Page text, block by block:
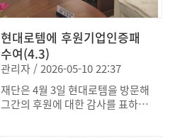
께 소개했다. 이번 게재를 통해 정
전 이후에도 이어진 희생에 대한 국
제사회의 관심을 높이고, 감사와 기
억의 의미를 확산하는 계기가 되었
다. 재단은 앞으로도 한미동맹의 가
치를 알리고 희생을 기리는 활동을
지속해 나갈 계획이다.
현대로템에 후원기업인증패
수여(4.3)
관리자 / 2026-05-10 22:37
재단은 4월 3일 현대로템을 방문해
그간의 후원에 대한 감사를 표하고